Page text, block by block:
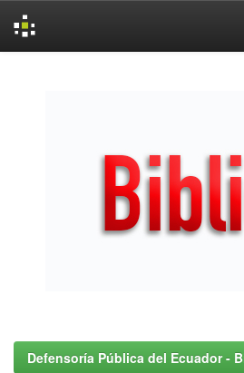
Defensoría Pública del Ecuador -